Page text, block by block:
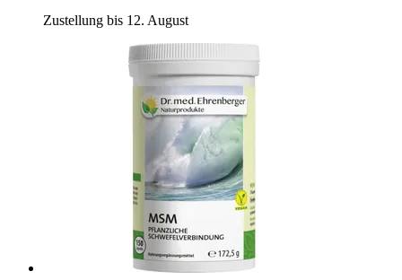
Zustellung bis 12. August